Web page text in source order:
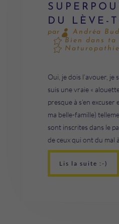
DU LÈVE-
par
Andréa
Bien dans ta
Naturopathie
Oui, je dois l’avouer, je
suis une vraie «
presque à s’en
ma belle-famille)
sont inscrites dans le
de ceux qui ont du mal
Lis la suite :-)